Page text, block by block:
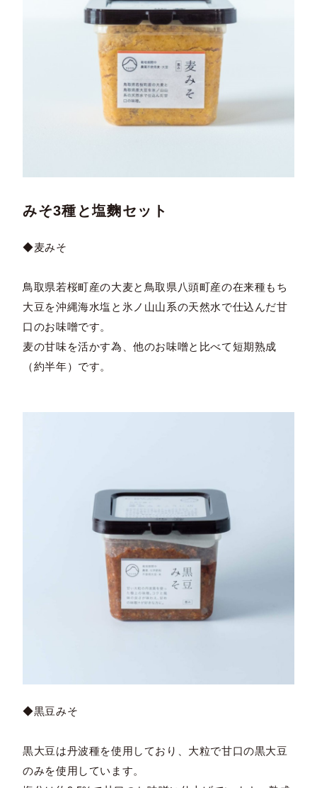
みそ3種と塩麴セット
◆麦みそ
鳥取県若桜町産の大麦と鳥取県八頭町産の在来種もち
大豆を沖縄海水塩と氷ノ山山系の天然水で仕込んだ甘
口のお味噌です。
麦の甘味を活かす為、他のお味噌と比べて短期熟成
（約半年）です。
◆黒豆みそ
黒大豆は丹波種を使用しており、大粒で甘口の黒大豆
のみを使用しています。